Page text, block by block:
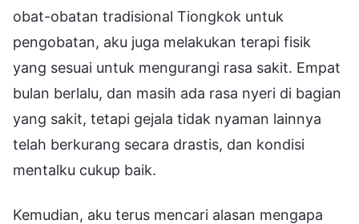
obat-obatan tradisional Tiongkok untuk
pengobatan, aku juga melakukan terapi fisik
yang sesuai untuk mengurangi rasa sakit. Empat
bulan berlalu, dan masih ada rasa nyeri di bagian
yang sakit, tetapi gejala tidak nyaman lainnya
telah berkurang secara drastis, dan kondisi
mentalku cukup baik.
Kemudian, aku terus mencari alasan mengapa